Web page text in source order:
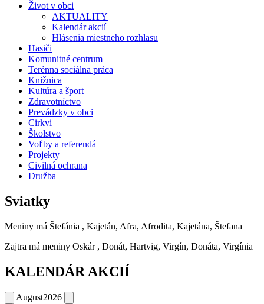
Život v obci
AKTUALITY
Kalendár akcií
Hlásenia miestneho rozhlasu
Hasiči
Komunitné centrum
Terénna sociálna práca
Knižnica
Kultúra a šport
Zdravotníctvo
Prevádzky v obci
Cirkvi
Školstvo
Voľby a referendá
Projekty
Civilná ochrana
Družba
Sviatky
Meniny má Štefánia , Kajetán, Afra, Afrodita, Kajetána, Štefana
Zajtra má meniny Oskár , Donát, Hartvig, Virgín, Donáta, Virgínia
KALENDÁR AKCIÍ
August2026